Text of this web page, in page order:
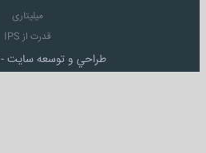
میلیتاری
قدرت از IPS
طراحي و توسعه سايت -